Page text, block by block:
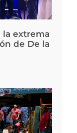
la extrema
de De la